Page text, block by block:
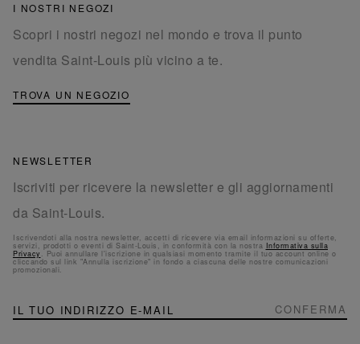
I NOSTRI NEGOZI
Scopri i nostri negozi nel mondo e trova il punto
vendita Saint-Louis più vicino a te.
TROVA UN NEGOZIO
NEWSLETTER
Iscriviti per ricevere la newsletter e gli aggiornamenti
da Saint-Louis.
Iscrivendoti alla nostra newsletter, accetti di ricevere via email informazioni su offerte,
servizi, prodotti o eventi di Saint-Louis, in conformità con la nostra Informativa sulla
Privacy . Puoi annullare l'iscrizione in qualsiasi momento tramite il tuo account online o
cliccando sul link "Annulla iscrizione" in fondo a ciascuna delle nostre comunicazioni
promozionali.
NEWSLETTER
Iscriviti
alla
CONFERMA